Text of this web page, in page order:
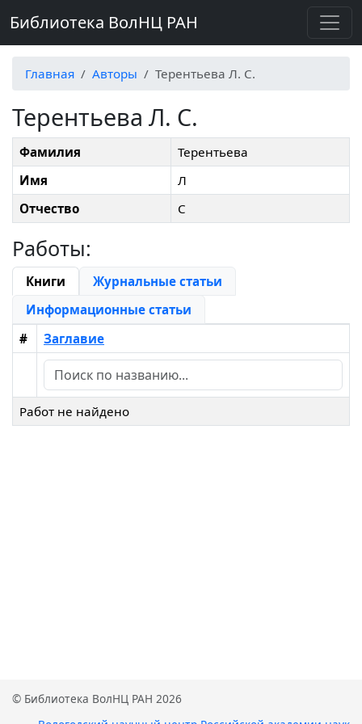
Библиотека ВолНЦ РАН
Главная Авторы Терентьева Л. С.
Терентьева Л. С.
Фамилия
Терентьева
Имя
Л
Отчество
С
Работы:
Книги
Журнальные статьи
Информационные статьи
#
Заглавие
Работ не найдено
© Библиотека ВолНЦ РАН 2026